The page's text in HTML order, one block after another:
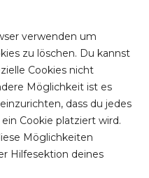
verwenden um
zu löschen. Du kannst
Cookies nicht
Möglichkeit ist es
dass du jedes
Cookie platziert wird.
Möglichkeiten
Hilfesektion deines